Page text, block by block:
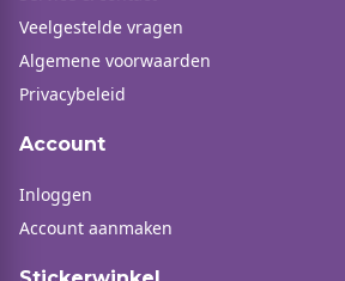
Veelgestelde vragen
Algemene voorwaarden
Privacybeleid
Account
Inloggen
Account aanmaken